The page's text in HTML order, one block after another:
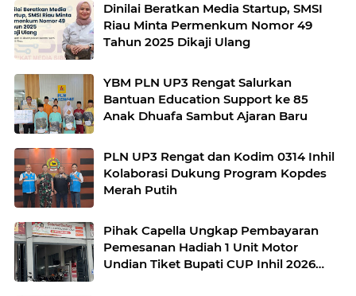
Dinilai Beratkan Media Startup, SMSI
Riau Minta Permenkum Nomor 49
Tahun 2025 Dikaji Ulang
YBM PLN UP3 Rengat Salurkan
Bantuan Education Support ke 85
Anak Dhuafa Sambut Ajaran Baru
PLN UP3 Rengat dan Kodim 0314 Inhil
Kolaborasi Dukung Program Kopdes
Merah Putih
Pihak Capella Ungkap Pembayaran
Pemesanan Hadiah 1 Unit Motor
Undian Tiket Bupati CUP Inhil 2026